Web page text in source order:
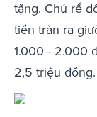
tặng. Chú rể
tiền tràn ra
1.000 - 2.000
2,5 triệu đồng.